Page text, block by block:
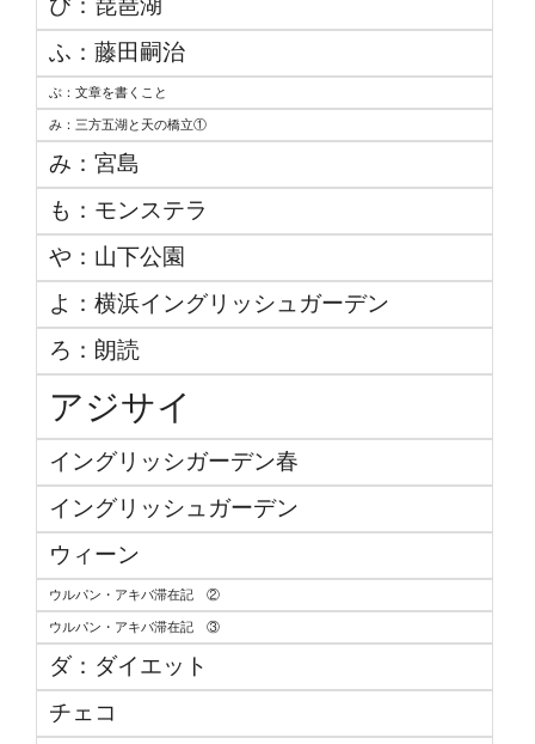
ふ：藤田嗣治
ぶ：文章を書くこと
み：三方五湖と天の橋立①
み：宮島
も：モンステラ
や：山下公園
よ：横浜イングリッシュガーデン
ろ：朗読
アジサイ
イングリッシガーデン春
イングリッシュガーデン
ウィーン
ウルパン・アキバ滞在記 ②
ウルパン・アキバ滞在記 ③
ダ：ダイエット
チェコ